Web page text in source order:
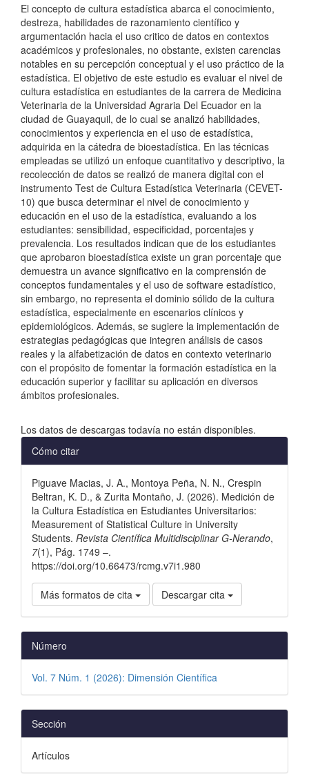
El concepto de cultura estadística abarca el conocimiento,
destreza, habilidades de razonamiento científico y
argumentación hacia el uso critico de datos en contextos
académicos y profesionales, no obstante, existen carencias
notables en su percepción conceptual y el uso práctico de la
estadística. El objetivo de este estudio es evaluar el nivel de
cultura estadística en estudiantes de la carrera de Medicina
Veterinaria de la Universidad Agraria Del Ecuador en la
ciudad de Guayaquil, de lo cual se analizó habilidades,
conocimientos y experiencia en el uso de estadística,
adquirida en la cátedra de bioestadística. En las técnicas
empleadas se utilizó un enfoque cuantitativo y descriptivo, la
recolección de datos se realizó de manera digital con el
instrumento Test de Cultura Estadística Veterinaria (CEVET-
10) que busca determinar el nivel de conocimiento y
educación en el uso de la estadística, evaluando a los
estudiantes: sensibilidad, especificidad, porcentajes y
prevalencia. Los resultados indican que de los estudiantes
que aprobaron bioestadística existe un gran porcentaje que
demuestra un avance significativo en la comprensión de
conceptos fundamentales y el uso de software estadístico,
sin embargo, no representa el dominio sólido de la cultura
estadística, especialmente en escenarios clínicos y
epidemiológicos. Además, se sugiere la implementación de
estrategias pedagógicas que integren análisis de casos
reales y la alfabetización de datos en contexto veterinario
con el propósito de fomentar la formación estadística en la
educación superior y facilitar su aplicación en diversos
ámbitos profesionales.
Los datos de descargas todavía no están disponibles.
Detalles
del
artículo
Cómo citar
Piguave Macias, J. A., Montoya Peña, N. N., Crespin
Beltran, K. D., & Zurita Montaño, J. (2026). Medición de
la Cultura Estadística en Estudiantes Universitarios:
Measurement of Statistical Culture in University
Students. Revista Científica Multidisciplinar G-Nerando,
7(1), Pág. 1749 –.
https://doi.org/10.66473/rcmg.v7i1.980
Más formatos de cita Descargar cita
Número
Vol. 7 Núm. 1 (2026): Dimensión Científica
Sección
Artículos